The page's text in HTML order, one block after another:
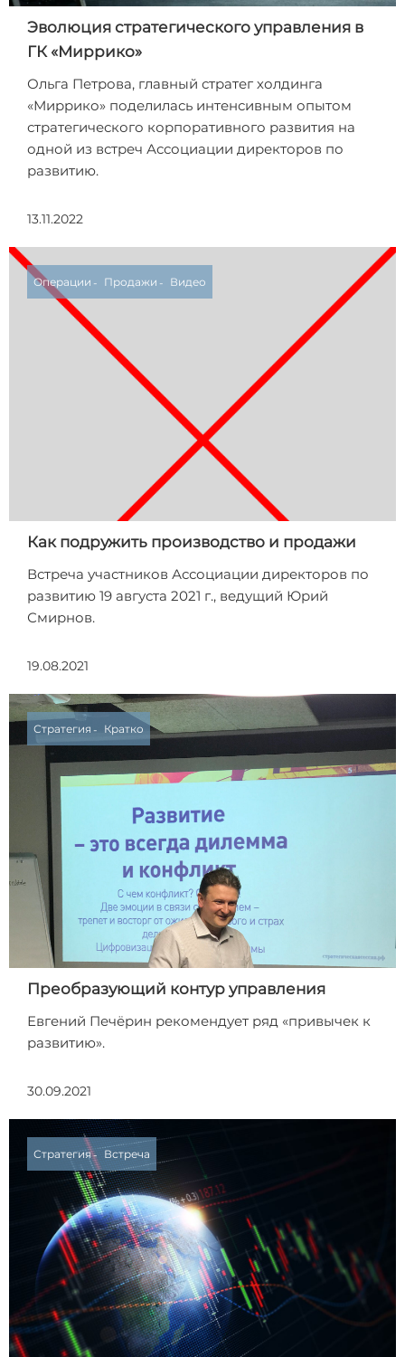
Эволюция стратегического управления в
ГК «Миррико»
Ольга Петрова, главный стратег холдинга
«Миррико» поделилась интенсивным опытом
стратегического корпоративного развития на
одной из встреч Ассоциации директоров по
развитию.
13.11.2022
Операции Продажи Видео
Как подружить производство и продажи
Встреча участников Ассоциации директоров по
развитию 19 августа 2021 г., ведущий Юрий
Смирнов.
19.08.2021
Стратегия Кратко
Преобразующий контур управления
Евгений Печёрин рекомендует ряд «привычек к
развитию».
30.09.2021
Стратегия Встреча